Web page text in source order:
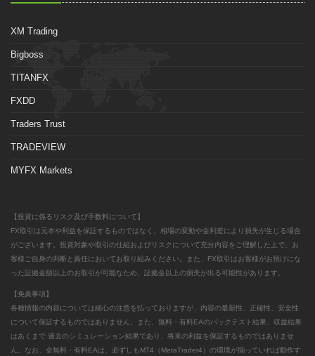
XM Trading
Bigboss
TITANFX
FXDD
Traders Trust
TRADEVIEW
MYFX Markets
【投資に係るリスク及び手数料について】
FX取引は元本や利益を保証するものではなく、相場の変動や金利差により損失が生じる場合
がございます。投資対象や取引の仕組およびリスクについて充分内容をご理解した上で、お
客様ご自身の判断と責任においてお取り組みください。また、FX取引はお客様がお預けにな
った証拠金額以上のお取引が可能なため、証拠金以上の損失が出る可能性があります。
【免責事項】
各種情報の内容については細心の注意を払っておりますが、内容の最新性、正確性、安全性
について保証するものではありません。また、無料・有料EAのバックテスト結果、収益結果
はあくまで 過去のシミュレーション結果であり、将来の利益を保証するものではありませ
ん。なお、全無料・有料EAは、必ずしもMT4（MetaTrader4）の環境が揃っていれば動作す